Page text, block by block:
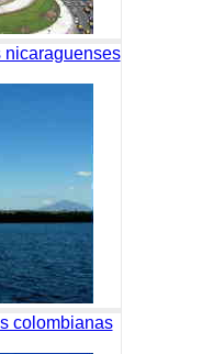
colombianas